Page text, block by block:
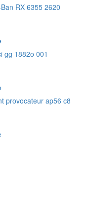
RX 6355 2620
gg 1882o 001
provocateur ap56 c8